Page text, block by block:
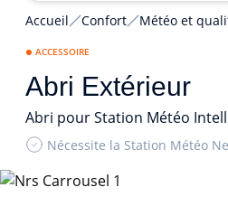
Accueil Confort Météo et
ACCESSOIRE
Abri Extérieur
Abri pour Station Météo
Nécessite la Station Météo